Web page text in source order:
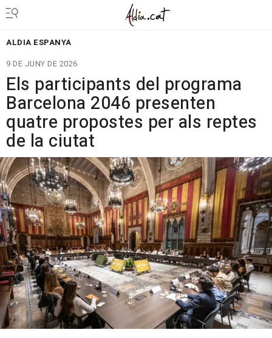
ALDIA ESPANYA
9 DE JUNY DE 2026
Els participants del programa
Barcelona 2046 presenten
quatre propostes per als reptes
de la ciutat